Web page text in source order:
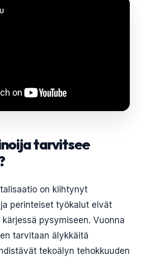
tarvitsee
on kiihtynyt
perinteiset työkalut eivät
pysymiseen. Vuonna
tarvitaan älykkäitä
tekoälyn tehokkuuden